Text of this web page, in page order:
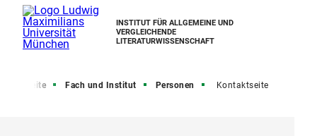
INSTITUT FÜR ALLGEMEINE UND
VERGLEICHENDE
LITERATURWISSENSCHAFT
Startseite Fach und Institut Personen Kontaktseite